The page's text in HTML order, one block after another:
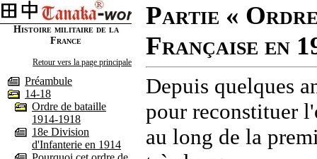
Histoire militaire de la
France
Retour vers la page principale
Préambule
14-18
Ordre de bataille
1914-1918
18e Division
d'Infanterie en 1914
Partie «
Française en
Depuis quelques
pour reconstituer
au long de la